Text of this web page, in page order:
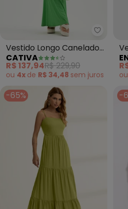
Cativa
Vestido Longo Canelado
(Verde)
CATIVA
R$ 137,94R$ 229,90
ou 4x de R$ 34,48 sem juros ou
-65% -